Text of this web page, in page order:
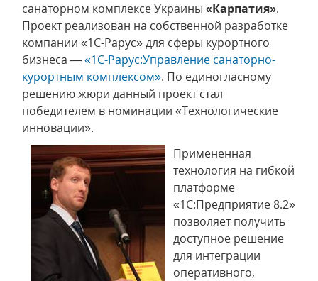
санаторном комплексе Украины «Карпатия».
Проект реализован на собственной разработке
компании «1С-Рарус» для сферы курортного
бизнеса —«1С-Рарус:Управление санаторно-
курортным комплексом». По единогласному
решению жюри данный проект стал
победителем в номинации «Технологические
инновации».
Примененная
технология на гибкой
платформе
«1С:Предприятие 8.2»
позволяет получить
доступное решение
для интеграции
оперативного,